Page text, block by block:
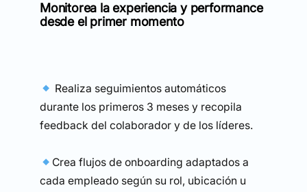
Monitorea la experiencia y performance
desde el primer momento
Realiza seguimientos automáticos
durante los primeros 3 meses y recopila
feedback del colaborador y de los líderes.
Crea flujos de onboarding adaptados a
cada empleado según su rol, ubicación u